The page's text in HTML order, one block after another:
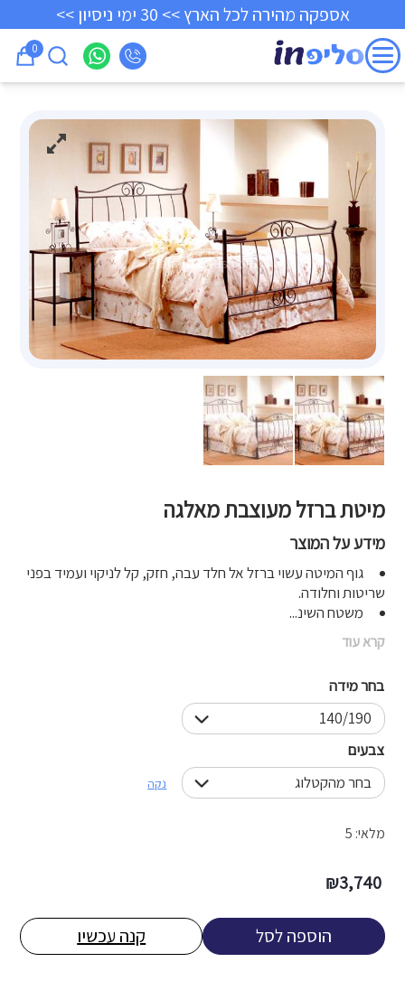
אספקה מהירה לכל הארץ >> 30 ימי ניסיון >>
0
מיטת ברזל מעוצבת מאלגה
מידע על המוצר
גוף המיטה עשוי ברזל אל חלד עבה, חזק, קל לניקוי ועמיד בפני
שריטות וחלודה.
משטח השינ...
קרא עוד
בחר מידה
צבעים
נקה
3,740
₪
מלאי: 5
הוספה לסל קנה עכשיו